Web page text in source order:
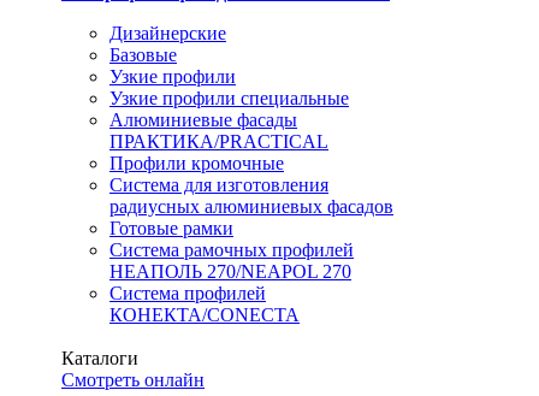
Дизайнерские
Базовые
Узкие профили
Узкие профили специальные
Алюминиевые фасады
ПРАКТИКА/PRACTICAL
Профили кромочные
Система для изготовления
радиусных алюминиевых фасадов
Готовые рамки
Система рамочных профилей
НЕАПОЛЬ 270/NEAPOL 270
Система профилей
КОНЕКТА/CONECTA
Каталоги
Смотреть онлайн